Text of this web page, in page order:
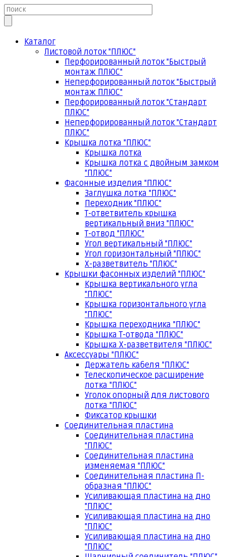
Каталог
Листовой лоток "ПЛЮС"
Перфорированный лоток "Быстрый
монтаж ПЛЮС"
Неперфорированный лоток "Быстрый
монтаж ПЛЮС"
Перфорированный лоток "Стандарт
ПЛЮС"
Неперфорированный лоток "Стандарт
ПЛЮС"
Крышка лотка "ПЛЮС"
Крышка лотка
Крышка лотка с двойным замком
"ПЛЮС"
Фасонные изделия "ПЛЮС"
Заглушка лотка "ПЛЮС"
Переходник "ПЛЮС"
Т-ответвитель крышка
вертикальный вниз "ПЛЮС"
Т-отвод "ПЛЮС"
Угол вертикальный "ПЛЮС"
Угол горизонтальный "ПЛЮС"
Х-разветвитель "ПЛЮС"
Крышки фасонных изделий "ПЛЮС"
Крышка вертикального угла
"ПЛЮС"
Крышка горизонтального угла
"ПЛЮС"
Крышка переходника "ПЛЮС"
Крышка Т-отвода "ПЛЮС"
Крышка Х-разветвителя "ПЛЮС"
Аксессуары "ПЛЮС"
Держатель кабеля "ПЛЮС"
Телескопическое расширение
лотка "ПЛЮС"
Уголок опорный для листового
лотка "ПЛЮС"
Фиксатор крышки
Соединительная пластина
Соединительная пластина
"ПЛЮС"
Соединительная пластина
изменяемая "ПЛЮС"
Соединительная пластина П-
образная "ПЛЮС"
Усиливающая пластина на дно
"ПЛЮС"
Усиливающая пластина на дно
"ПЛЮС"
Усиливающая пластина на дно
"ПЛЮС"